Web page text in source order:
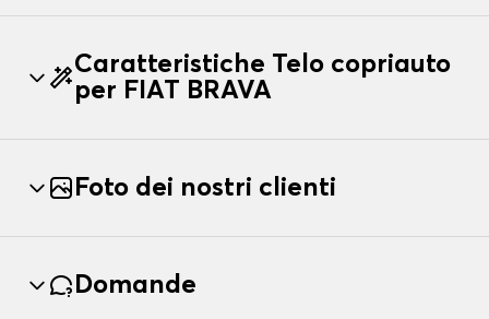
Caratteristiche Telo copriauto
per FIAT BRAVA
Foto dei nostri clienti
Domande